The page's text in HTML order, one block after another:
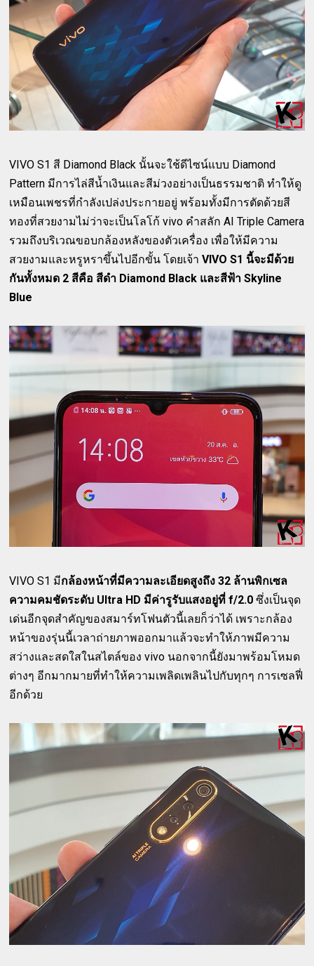
VIVO S1 สี Diamond Black นั้นจะใช้ดีไซน์แบบ Diamond
Pattern มีการไล่สีน้ำเงินและสีม่วงอย่างเป็นธรรมชาติ ทำให้ดู
เหมือนเพชรที่กำลังเปล่งประกายอยู่ พร้อมทั้งมีการตัดด้วยสี
ทองที่สวยงามไม่ว่าจะเป็นโลโก้ vivo คำสลัก AI Triple Camera
รวมถึงบริเวณขอบกล้องหลังของตัวเครื่อง เพื่อให้มีความ
สวยงามและหรูหราขึ้นไปอีกขั้น โดยเจ้าVIVO S1 นี้จะมีด้วย
กันทั้งหมด 2 สีคือ สีดำ Diamond Black และสีฟ้า Skyline
Blue
VIVO S1 มีกล้องหน้าที่มีความละเอียดสูงถึง 32 ล้านพิกเซล
ความคมชัดระดับ Ultra HD มีค่ารูรับแสงอยู่ที่ f/2.0ซึ่งเป็นจุด
เด่นอีกจุดสำคัญของสมาร์ทโฟนตัวนี้เลยก็ว่าได้ เพราะกล้อง
หน้าของรุ่นนี้เวลาถ่ายภาพออกมาแล้วจะทำให้ภาพมีความ
สว่างและสดใสในสไตล์ของ vivo นอกจากนี้ยังมาพร้อมโหมด
ต่างๆ อีกมากมายที่ทำให้ความเพลิดเพลินไปกับทุกๆ การเซลฟี่
อีกด้วย